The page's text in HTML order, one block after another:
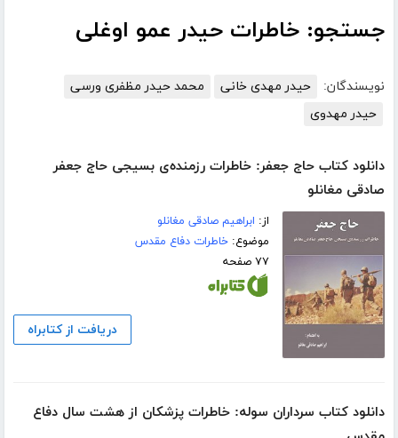
جستجو: خاطرات حیدر عمو اوغلی
نویسندگان: حیدر مهدی خانی
محمد حیدر مظفری ورسی
حیدر مهدوی
دانلود کتاب حاج جعفر: خاطرات رزمنده‌ی بسیجی حاج جعفر
صادقی مغانلو
از: ابراهیم صادقی مغانلو
موضوع:خاطرات دفاع مقدس
۷۷ صفحه
دریافت از کتابراه
دانلود کتاب سرداران سوله: خاطرات پزشکان از هشت سال دفاع